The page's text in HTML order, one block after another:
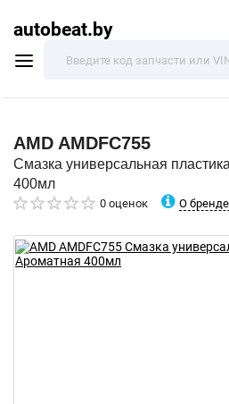
autobeat.by
AMD AMDFC755
Смазка универсальная
400мл
0 оценок О